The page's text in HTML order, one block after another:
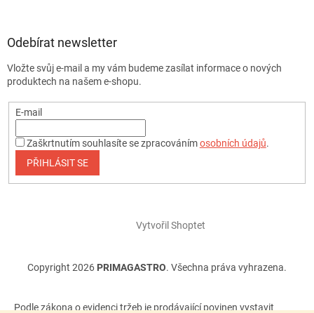
Odebírat newsletter
Vložte svůj e-mail a my vám budeme zasílat informace o nových
produktech na našem e-shopu.
E-mail
Zaškrtnutím souhlasíte se zpracovánímosobních údajů.
PŘIHLÁSIT SE
Vytvořil Shoptet
Copyright 2026 PRIMAGASTRO. Všechna práva vyhrazena.
Podle zákona o evidenci tržeb je prodávající povinen vystavit